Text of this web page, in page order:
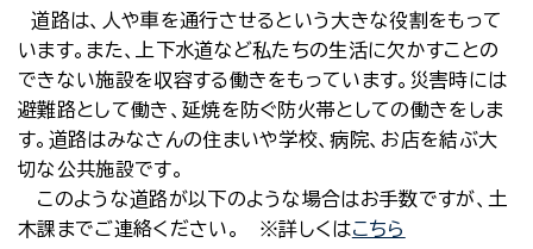
道路は、人や車を通行させるという大きな役割をもって
います。また、上下水道など私たちの生活に欠かすことの
できない施設を収容する働きをもっています。災害時には
避難路として働き、延焼を防ぐ防火帯としての働きをしま
す。道路はみなさんの住まいや学校、病院、お店を結ぶ大
切な公共施設です。
このような道路が以下のような場合はお手数ですが、土
木課までご連絡ください。 ※詳しくはこちら